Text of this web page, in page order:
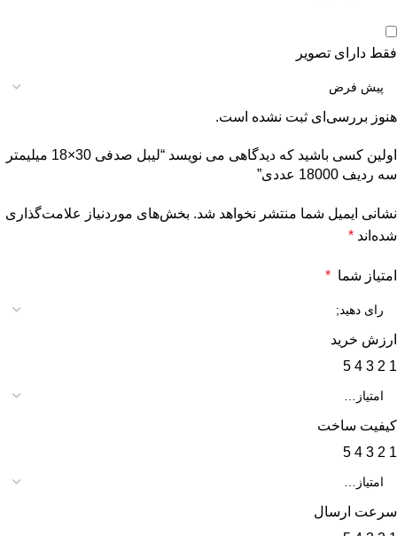
فقط دارای تصویر
هنوز بررسی‌ای ثبت نشده است.
اولین کسی باشید که دیدگاهی می نویسد “لیبل صدفی 30×18 میلیمتر
سه ردیف 18000 عددی”
نشانی ایمیل شما منتشر نخواهد شد. بخش‌های موردنیاز علامت‌گذاری
شده‌اند *
امتیاز شما *
ارزش خرید
1
2
3
4
5
کیفیت ساخت
1
2
3
4
5
سرعت ارسال